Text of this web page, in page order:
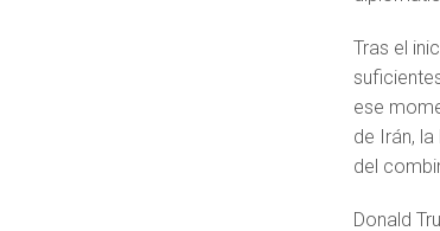
Tras el
ese
de Irán,
del
Donald